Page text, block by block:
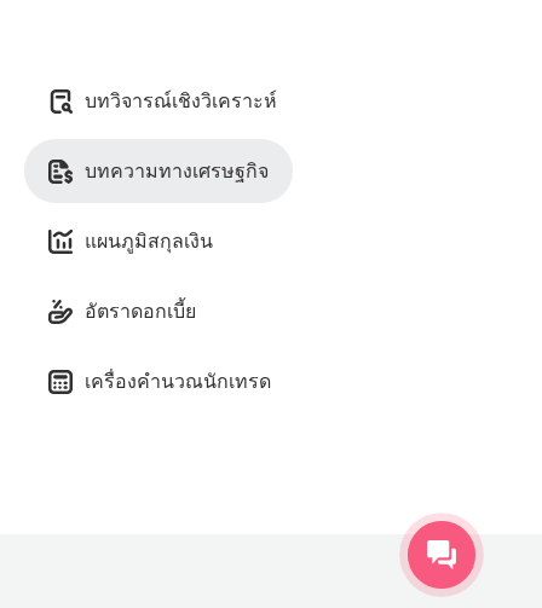
บทวิจารณ์เชิงวิเคราะห์
บทความทางเศรษฐกิจ
แผนภูมิสกุลเงิน
อัตราดอกเบี้ย
เครื่องคำนวณนักเทรด